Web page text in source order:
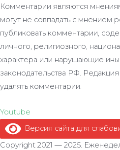
Комментарии являются
могут не совпадать с мнением
публиковать комментарии,
личного, религиозного,
характера или нарушающие
законодательства РФ.
удалять комментарии.
Youtube
Версия сайта для
Copyright 2021 — 2025.